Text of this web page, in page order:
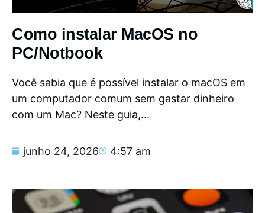
Como instalar MacOS no
PC/Notbook
Você sabia que é possível instalar o macOS em
um computador comum sem gastar dinheiro
com um Mac? Neste guia,...
junho 24, 2026 4:57 am